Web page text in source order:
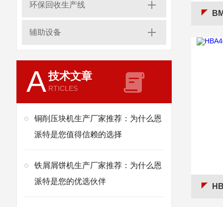
环保回收生产线
辅助设备
A技术文章
RTICLES
铜削压块机生产厂家推荐：为什么恩
派特是您值得信赖的选择
铁屑屑饼机生产厂家推荐：为什么恩
派特是您的优选伙伴